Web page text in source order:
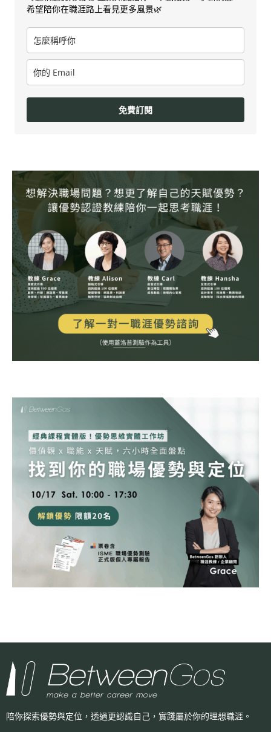
希望陪你在職涯路上看見更多風景🌿
免費訂閱
陪你探索優勢與定位，透過更認識自己， 實踐屬於你的理想職涯。